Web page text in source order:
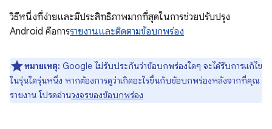
วิธีหนึ่งที่ง่ายและมีประสิทธิภาพมากที่สุดในการช่วยปรับปรุง
Android คือการรายงานและติดตามข้อบกพร่อง
หมายเหตุ: Google ไม่รับประกันว่าข้อบกพร่องใดๆ จะได้รับการแก้ไข
ในรุ่นใดรุ่นหนึ่ง หากต้องการดูว่าเกิดอะไรขึ้นกับข้อบกพร่องหลังจากที่คุณ
รายงาน โปรดอ่านวงจรของข้อบกพร่อง